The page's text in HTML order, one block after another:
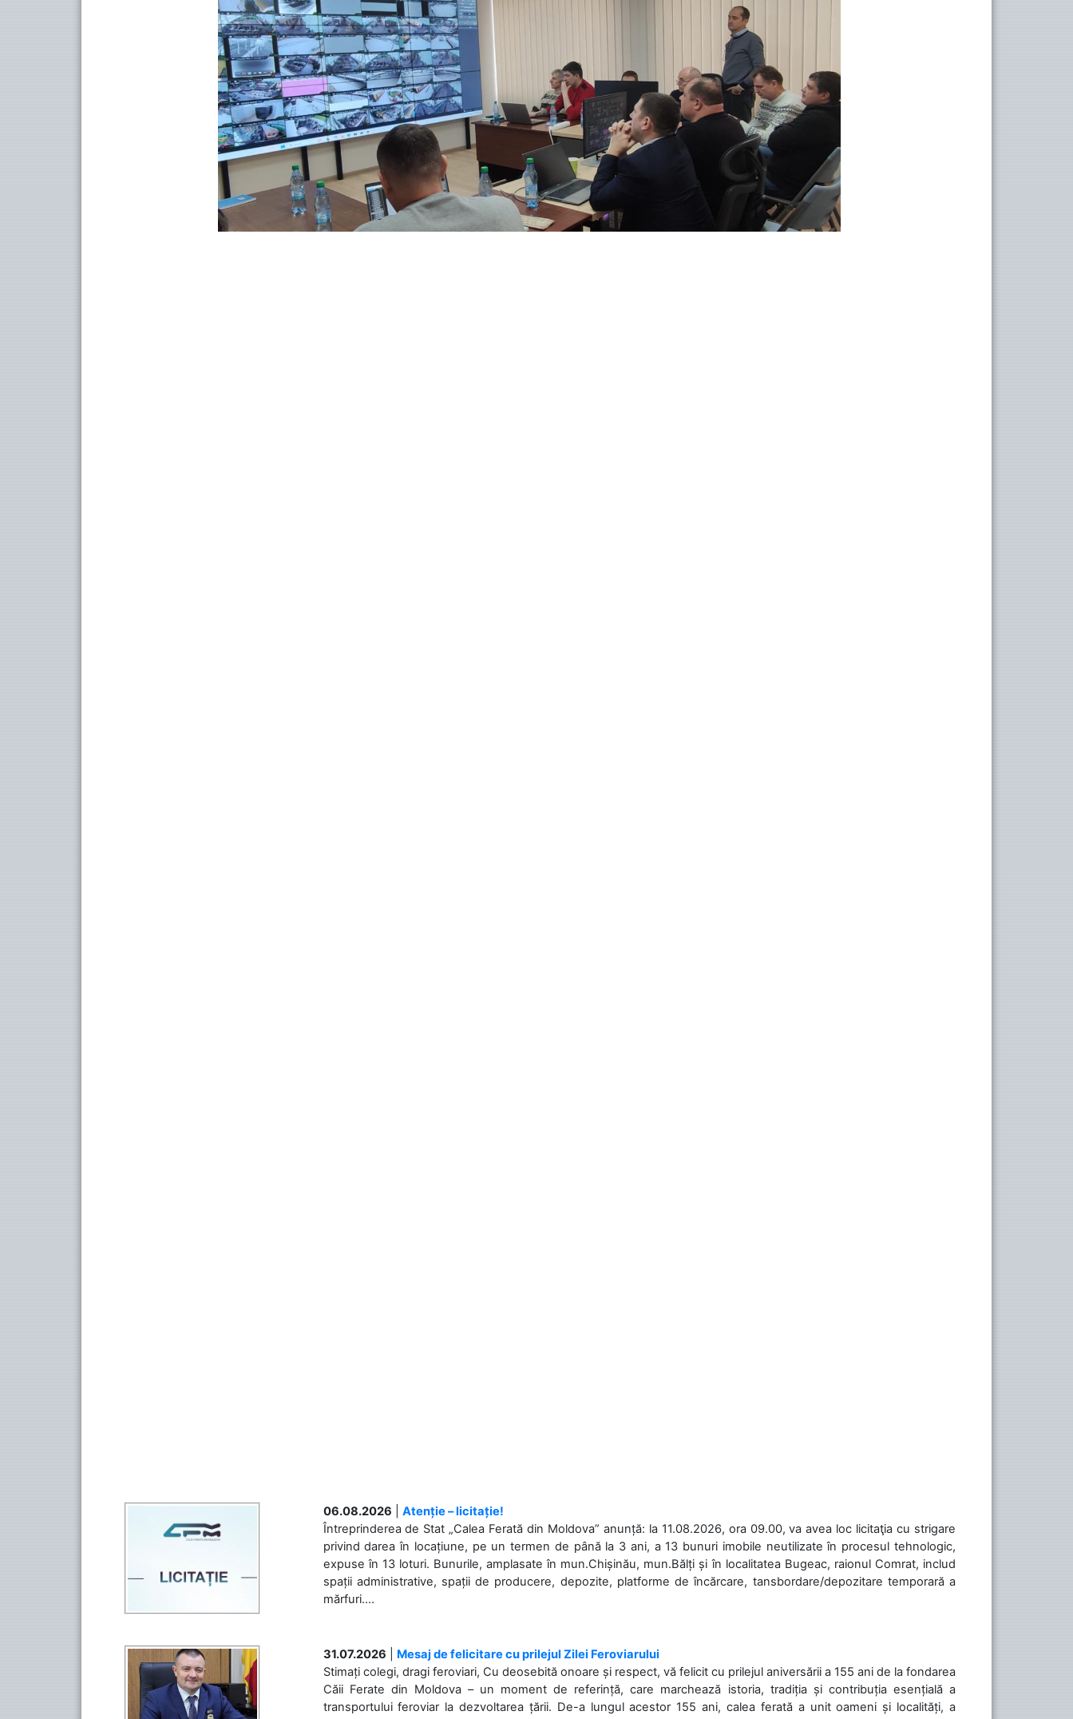
06.08.2026
Atenție – licitație!
Întreprinderea de Stat „Calea Ferată din Moldova” anunță: la 11.08.2026, ora 09.00, va avea loc licitaţia cu strigare
privind darea în locațiune, pe un termen de până la 3 ani, a 13 bunuri imobile neutilizate în procesul tehnologic,
expuse în 13 loturi. Bunurile, amplasate în mun.Chișinău, mun.Bălți și în localitatea Bugeac, raionul Comrat, includ
spații administrative, spații de producere, depozite, platforme de încărcare, tansbordare/depozitare temporară a
mărfuri....
31.07.2026
Mesaj de felicitare cu prilejul Zilei Feroviarului
Stimați colegi, dragi feroviari, Cu deosebită onoare și respect, vă felicit cu prilejul aniversării a 155 ani de la fondarea
Căii Ferate din Moldova – un moment de referință, care marchează istoria, tradiția și contribuția esențială a
transportului feroviar la dezvoltarea țării. De-a lungul acestor 155 ani, calea ferată a unit oameni și localități, a